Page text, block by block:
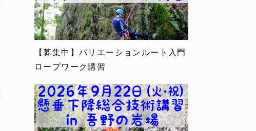
【募集中】バリエーションルート入門
ロープワーク講習